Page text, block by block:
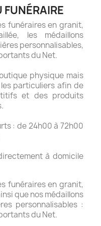
funéraires en granit,
les médaillons
personnalisables,
du Net.
physique mais
particuliers afin de
et des produits
: de 24h00 à 72h00
à domicile
funéraires en granit,
que nos médaillons
personnalisables :
du Net.